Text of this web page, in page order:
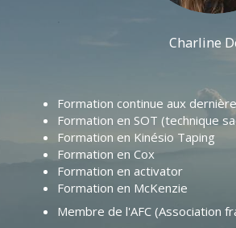
Charline
Formation continue aux
Formation en SOT (technique
Formation en Kinésio Taping
Formation en Cox
Formation en activator
Formation en McKenzie
Membre de l'AFC (Association